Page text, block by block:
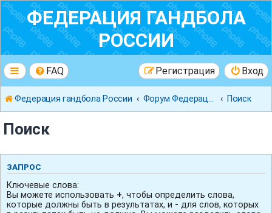
ФЕДЕРАЦИЯ ГАНДБОЛА
РОССИИ
FAQ Вход
Регистрация
Федерация гандбола России Поиск
Поиск
ЗАПРОС
Ключевые слова:
Вы можете использовать +, чтобы определить слова,
которые должны быть в результатах, и - для слов, которых